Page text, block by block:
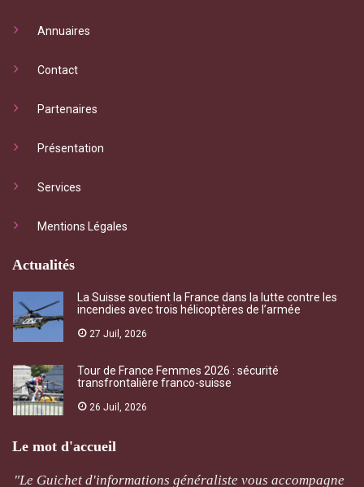
Annuaires
Contact
Partenaires
Présentation
Services
Mentions Légales
Actualités
La Suisse soutient la France dans la lutte contre les
incendies avec trois hélicoptères de l’armée
27 Juil, 2026
Tour de France Femmes 2026 : sécurité
transfrontalière franco-suisse
26 Juil, 2026
Le mot d'accueil
"Le Guichet d'informations généraliste vous accompagne